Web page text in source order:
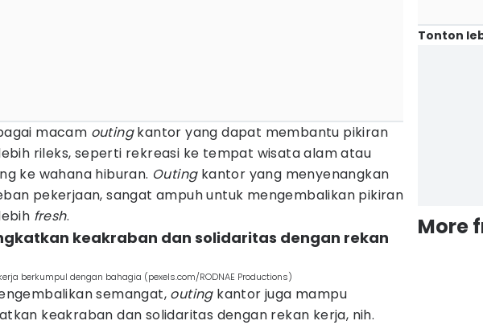
macam outingkantor yang dapat membantu pikiran
rileks, seperti rekreasi ke tempat wisata alam atau
ke wahana hiburan. Outingkantor yang menyenangkan
pekerjaan, sangat ampuh untuk mengembalikan pikiran
fresh.
keakraban dan solidaritas dengan rekan
berkumpul dengan bahagia (pexels.com/RODNAE Productions)
semangat, outingkantor juga mampu
keakraban dan solidaritas dengan rekan kerja, nih.
Tonton
More